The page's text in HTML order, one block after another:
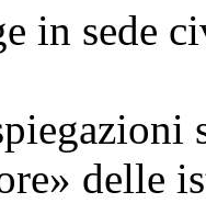
in sede
delle